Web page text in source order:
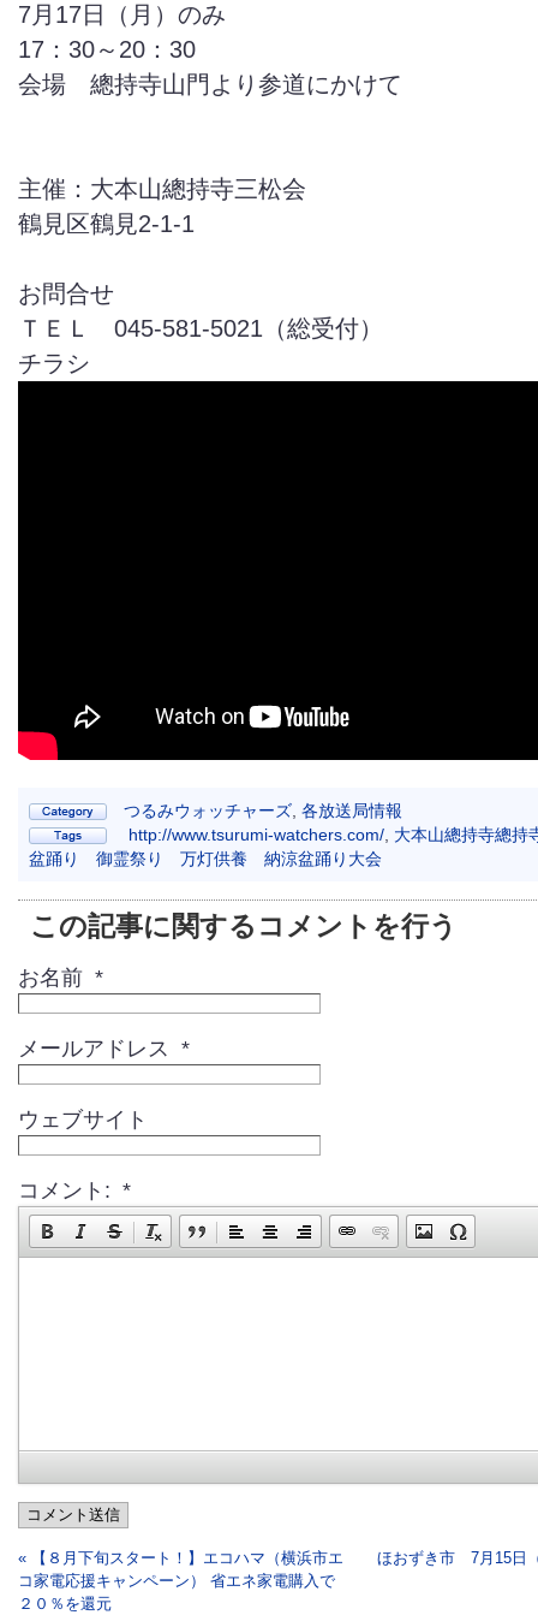
7月17日（月）のみ
17：30～20：30
会場 總持寺山門より参道にかけて
主催：大本山總持寺三松会
鶴見区鶴見2-1-1
お問合せ
ＴＥＬ 045-581-5021（総受付）
チラシ
つるみウォッチャーズ 各放送局情報
http://www.tsurumi-watchers.com/ 大本山總持寺總
盆踊り 御霊祭り 万灯供養 納涼盆踊り大会
この記事に関するコメントを行う
お名前 *
メールアドレス *
ウェブサイト
コメント: *
コメント送信
« 【８月下旬スタート！】エコハマ（横浜市エ
コ家電応援キャンペーン） 省エネ家電購入で
２０％を還元
ほおずき市 7月15日